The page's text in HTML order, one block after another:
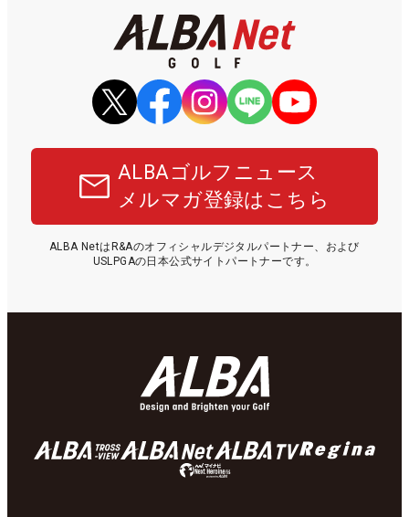
ALBAゴルフニュース
メルマガ登録はこちら
ALBA NetはR&Aのオフィシャルデジタルパートナー、および
USLPGAの日本公式サイトパートナーです。